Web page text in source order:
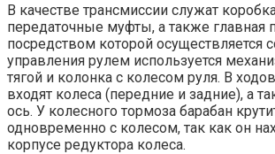
В качестве трансмиссии служат
передаточные муфты, а также главная
посредством которой осуществляется
управления рулем используется
тягой и колонка с колесом руля. В
входят колеса (передние и задние), а
ось. У колесного тормоза барабан
одновременно с колесом, так как он
корпусе редуктора колеса.